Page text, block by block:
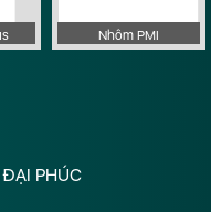
Nhôm PMI
PHÚC